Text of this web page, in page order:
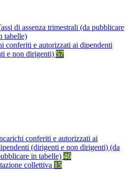
di assenza trimestrali (da pubblicare
tabelle)
conferiti e autorizzati ai dipendenti
e non dirigenti) 57
conferiti e autorizzati ai
(dirigenti e non dirigenti) (da
in tabelle) 46
collettiva 15